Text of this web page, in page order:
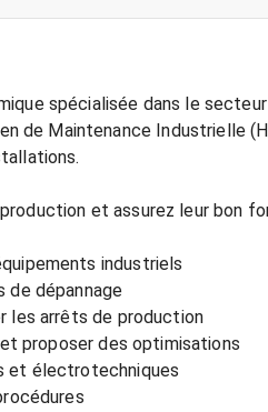
spécialisée dans le
de Maintenance Industrielle
et assurez leur bon
industriels
de dépannage
les arrêts de production
proposer des optimisations
et électrotechniques